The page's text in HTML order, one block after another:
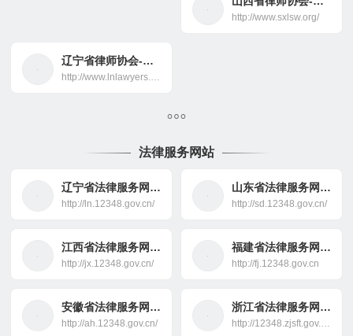
http://www.sxlsw.org/
辽宁省律师协会-法律援助
http://www.lnlawyers.net/
法律服务网站
辽宁省法律服务网-法律援助
http://ln.12348.gov.cn/
山东省法律服务网-法律援助
http://sd.12348.gov.cn/
江西省法律服务网-法律援助
http://jx.12348.gov.cn/
福建省法律服务网-法律援助
http://fj.12348.gov.cn
安徽省法律服务网-法律援助
http://ah.12348.gov.cn/
浙江省法律服务网-法律援助
http://12348.zjsft.gov.cn/